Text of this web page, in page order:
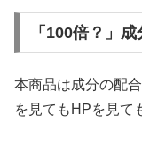
「100倍？」
本商品は成分の配
を見てもHPを見て